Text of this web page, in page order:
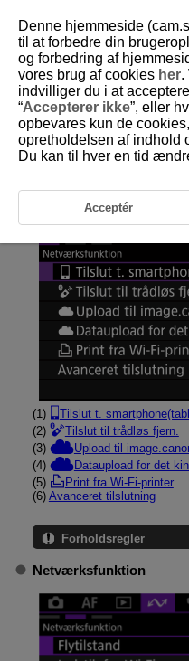
D292-139
Fanemenuer:
(stillbilleder)
(1)
Tilslut t.
(2)
Tilslut til trådløs fjern.
(3)
Upload til
(4)
Dataupload for det
(5)
Print fra Wi-Fi-printer
(6) Avanceret tilslutning
Forholdsregler
Netværksfunktion
Denne hjemmeside
til at forbedre din
og forbedring af
vores brug af cookies her.
indvilliger du i at
“Accepterer ikke”, eller
opbevares kun de
opretholdelsen af indhold
Du kan til hver en tid
Acceptér